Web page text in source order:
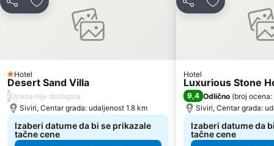
Plaža Nea Fokea
Nea Skioni
Traditional Settlement of Nikiti
Porto Karras 2
Harbour of Porto Koufo
Bousoulas
Panagia Vourvourou
Deli Dodati u favorite
1 Zvezdice
Hotel
Desert Sand Villa
/Ocena nije dostupna
Siviri, Centar grada: udaljenost 1.8 km
Izaberi datume da bi se prikazale
tačne cene
Deli Dodati u
Hotel
Luxurious Stone
9,4 Odlično (broj ocena:
Siviri, Centar grada:
Izaberi datume da
tačne cene